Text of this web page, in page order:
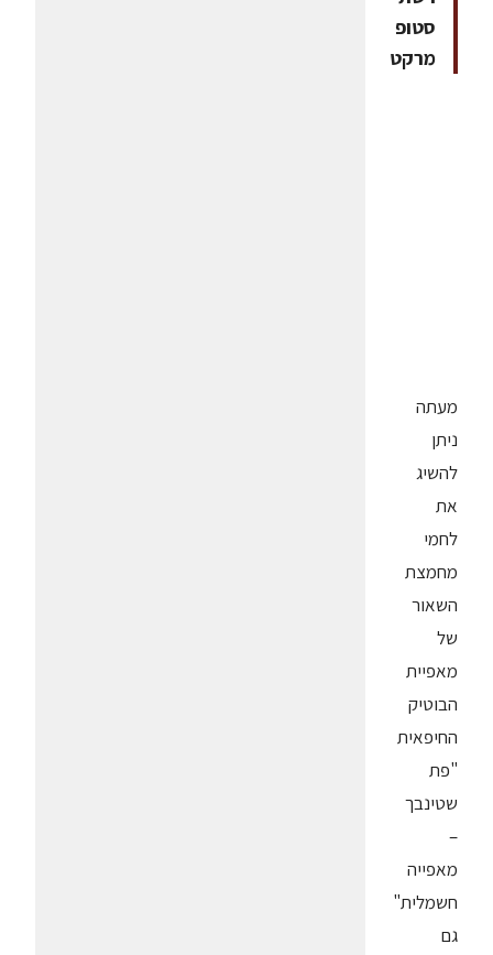
סטופ
מרקט
מעתה
ניתן
להשיג
את
לחמי
מחמצת
השאור
של
מאפיית
הבוטיק
החיפאית
"פת
שטינבך
–
מאפייה
חשמלית"
גם